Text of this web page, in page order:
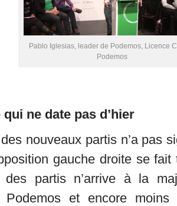
Pablo Iglesias, leader de Podemos, Licence
Podemos
ne date pas d’hier
des nouveaux partis n’a pas
gauche droite se
des partis n’arrive à la
Podemos et encore moins